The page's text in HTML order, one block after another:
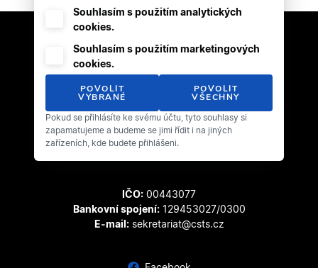
Český svaz tanečního sportu
Zátopkova 100/2
169 00 Praha 6 - Břevnov
IČO: 00443077
Bankovní spojení:129453027/0300
E-mail:sekretariat@csts.cz
Souhlasím s použitím analytických
cookies.
Souhlasím s použitím marketingových
cookies.
POVOLIT
VYBRANÉ
POVOLIT
VŠECHNY
Pokud se přihlásíte ke svému účtu, tyto souhlasy si
zapamatujeme a budeme se jimi řídit i na jiných
zařízeních, kde budete přihlášeni.